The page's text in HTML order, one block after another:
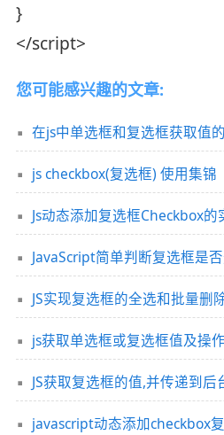
}
</script>
您可能感兴趣的文章:
在js中单选框和复选框获取值
js checkbox(复选框) 使用集锦
Js动态添加复选框Checkbox的
JavaScript简单判断复选框是
JS实现复选框的全选和批量删
js获取单选框或复选框值及操作
JS获取复选框的值,并传递到后
javascript动态添加checkbox